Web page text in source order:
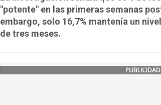
"potente" en las primeras semanas
embargo, solo 16,7% mantenía un
de tres meses.
PUBLICIDAD